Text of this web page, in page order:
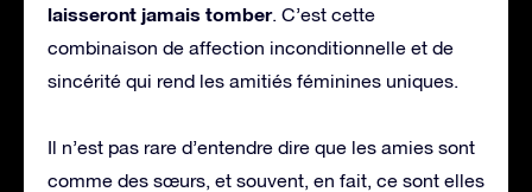
laisseront jamais tomber. C’est cette
combinaison de affection inconditionnelle et de
sincérité qui rend les amitiés féminines uniques.
Il n’est pas rare d’entendre dire que les amies sont
comme des sœurs, et souvent, en fait, ce sont elles